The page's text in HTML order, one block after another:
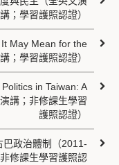
講；學習護照認證）
May Mean for the
；學習護照認證）
in Taiwan: A
講；非修課生學習
護照認證）
巴政治體制（2011-
修課生學習護照認